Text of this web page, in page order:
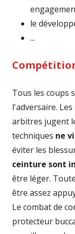
le
...
Tous les coups
l'adversaire.
arbitres jugent
techniques ne
éviter les
ceinture sont
être léger.
être assez
Le combat de
protecteur